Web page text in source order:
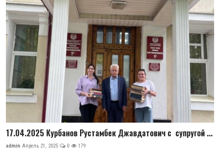
17.04.2025 Курбанов Рустамбек Джавдатович с супругой ...
admin Апрель 21, 2025 0 179